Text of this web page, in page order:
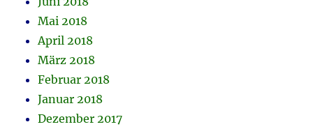
Mai 2018
April 2018
März 2018
Februar 2018
Januar 2018
Dezember 2017